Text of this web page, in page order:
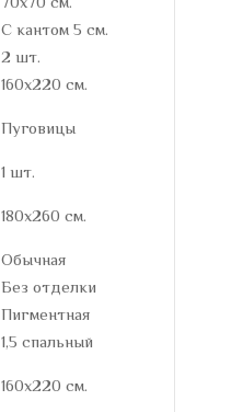
С кантом 5 см.
2 шт.
160х220 см.
Пуговицы
1 шт.
180х260 см.
Обычная
Без отделки
Пигментная
1,5 спальный
160х220 см.